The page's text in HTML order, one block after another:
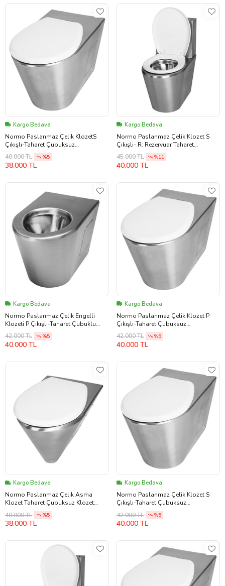
Kargo Bedava
Normo Paslanmaz Çelik KlozetS
Çıkışlı-Taharet Çubuksuz
370x580x350mm (NRC-6035-SXXX)
40.000 TL %5
38.000 TL
Kargo Bedava
Normo Paslanmaz Çelik Klozet S
Çıkışlı- R: Rezervuar Taharet
Çubuksuz 370x610x740mm (NRC-
6035-SXRL)
45.000 TL %11
40.000 TL
Kargo Bedava
Normo Paslanmaz Çelik Engelli
Klozeti P Çıkışlı-Taharet Çubuklu
370x700x460mm (NRC-6038-PBXX)
42.000 TL %5
40.000 TL
Kargo Bedava
Normo Paslanmaz Çelik Klozet P
Çıkışlı-Taharet Çubuksuz
370x580x350mm (NRC-6035-PXXX)
42.000 TL %5
40.000 TL
Kargo Bedava
Normo Paslanmaz Çelik Asma
Klozet Taharet Çubuksuz Klozet
Kapaksız Bas Butonsuz
370x580x350mm (NRC-6036-PXXX)
40.000 TL %5
38.000 TL
Kargo Bedava
Normo Paslanmaz Çelik Klozet S
Çıkışlı-Taharet Çubuksuz
370x580x350mm (NRC-6035-SXXL)
42.000 TL %5
40.000 TL